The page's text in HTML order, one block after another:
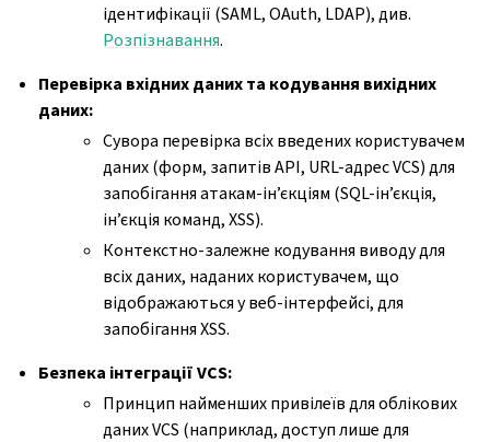
ідентифікації (SAML, OAuth, LDAP), див.
Розпізнавання.
Перевірка вхідних даних та кодування вихідних
даних:
Сувора перевірка всіх введених користувачем
даних (форм, запитів API, URL-адрес VCS) для
запобігання атакам-ін’єкціям (SQL-ін’єкція,
ін’єкція команд, XSS).
Контекстно-залежне кодування виводу для
всіх даних, наданих користувачем, що
відображаються у веб-інтерфейсі, для
запобігання XSS.
Безпека інтеграції VCS:
Принцип найменших привілеїв для облікових
даних VCS (наприклад, доступ лише для